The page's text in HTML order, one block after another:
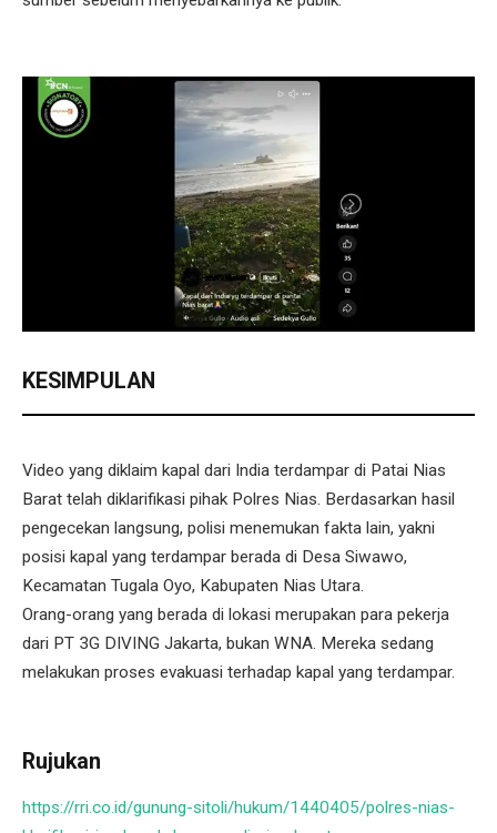
KESIMPULAN
Video yang diklaim kapal dari India terdampar di Patai Nias
Barat telah diklarifikasi pihak Polres Nias. Berdasarkan hasil
pengecekan langsung, polisi menemukan fakta lain, yakni
posisi kapal yang terdampar berada di Desa Siwawo,
Kecamatan Tugala Oyo, Kabupaten Nias Utara.
Orang-orang yang berada di lokasi merupakan para pekerja
dari PT 3G DIVING Jakarta, bukan WNA. Mereka sedang
melakukan proses evakuasi terhadap kapal yang terdampar.
Rujukan
https://rri.co.id/gunung-sitoli/hukum/1440405/polres-nias-